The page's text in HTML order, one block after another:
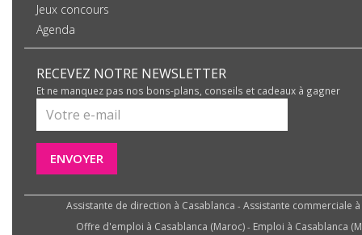
Jeux concours
Agenda
RECEVEZ NOTRE NEWSLETTER
Et ne manquez pas nos bons-plans, conseils et cadeaux à gagner
ENVOYER
Assistante de direction à Casablanca - Assistante commerciale
Offre d'emploi à Casablanca (Maroc)- Emploi à Casablanca